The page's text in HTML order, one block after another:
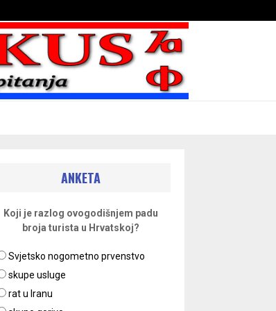
ANKETA
Koji je razlog ovogodišnjem padu
broja turista u Hrvatskoj?
Svjetsko nogometno prvenstvo
skupe usluge
rat u Iranu